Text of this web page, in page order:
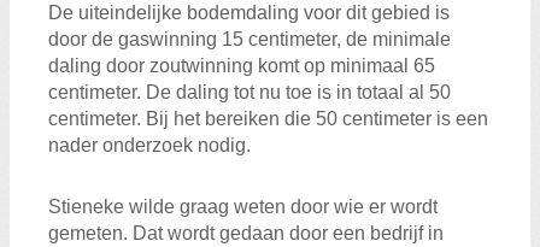
De uiteindelijke bodemdaling voor dit gebied is
door de gaswinning 15 centimeter, de minimale
daling door zoutwinning komt op minimaal 65
centimeter. De daling tot nu toe is in totaal al 50
centimeter. Bij het bereiken die 50 centimeter is een
nader onderzoek nodig.
Stieneke wilde graag weten door wie er wordt
gemeten. Dat wordt gedaan door een bedrijf in